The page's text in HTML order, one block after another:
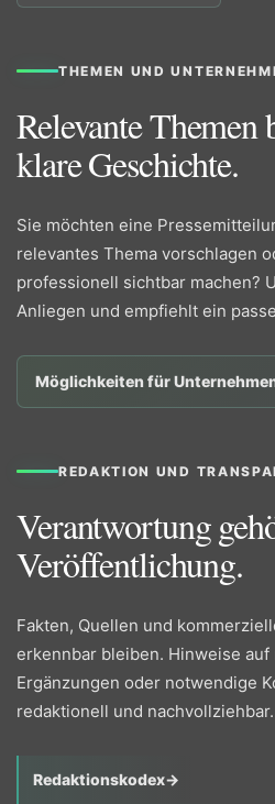
THEMEN UND
Relevante Themen
klare Geschichte.
Sie möchten eine
relevantes Thema vorschlagen
professionell sichtbar machen?
Anliegen und empfiehlt ein
Möglichkeiten für
REDAKTION UND
Verantwortung
Veröffentlichung.
Fakten, Quellen und
erkennbar bleiben. Hinweise auf
Ergänzungen oder notwendige
redaktionell und nachvollziehbar.
Redaktionskodex→